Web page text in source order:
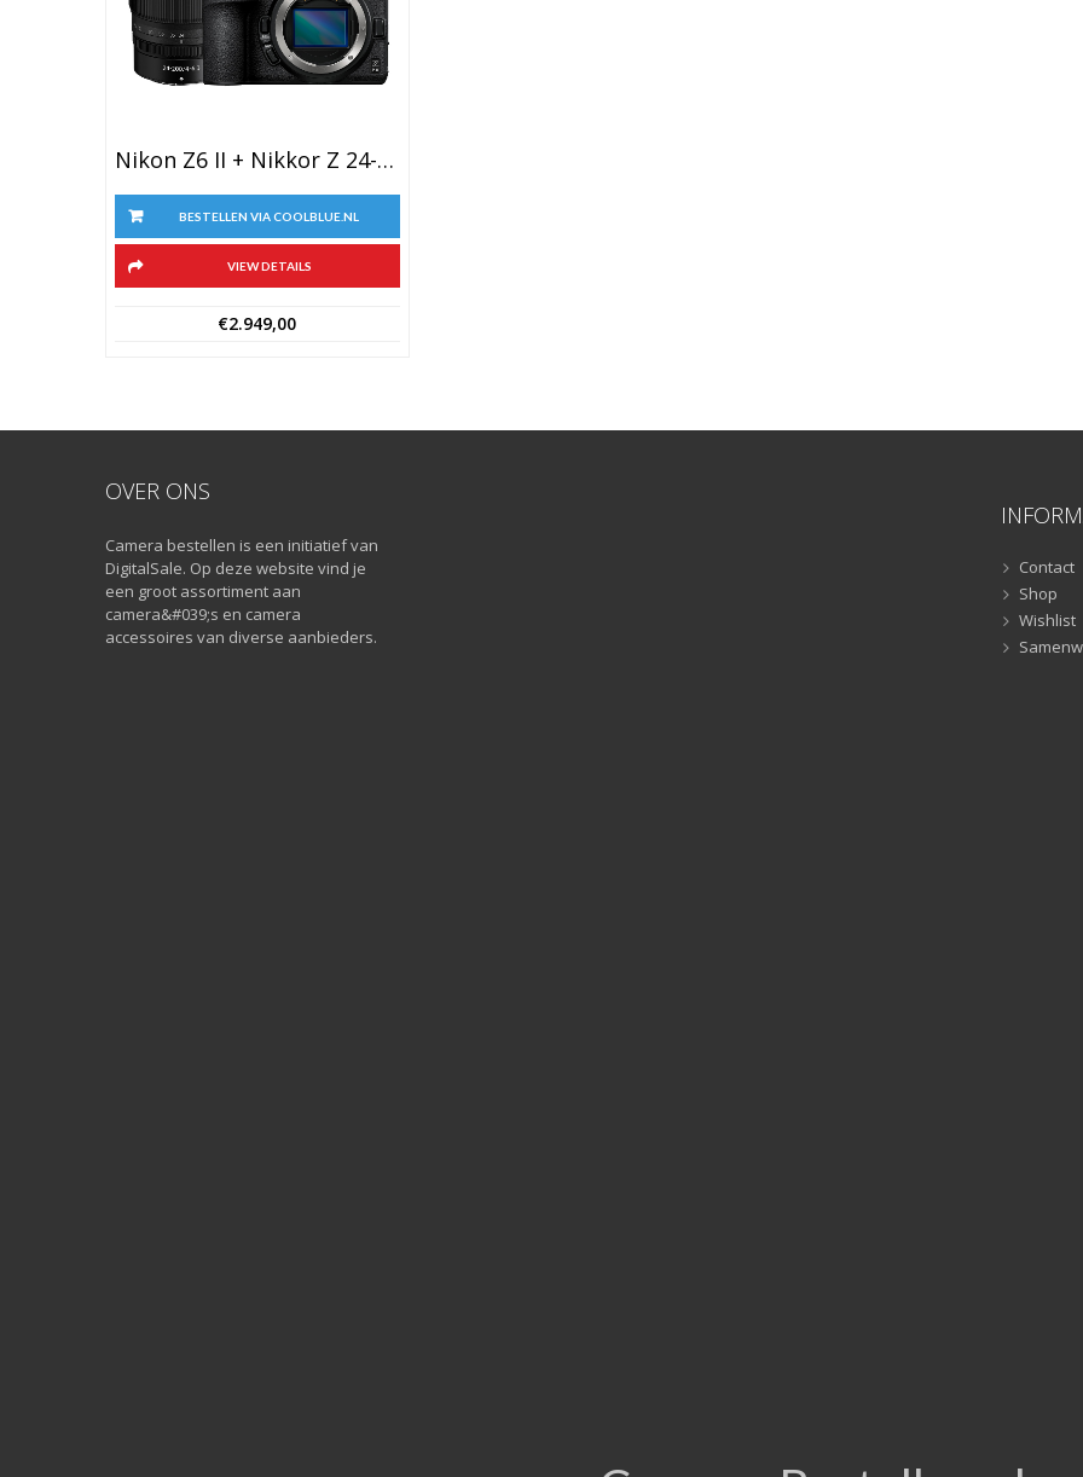
Nikon Z6 II + Nikkor Z 24-200mm F/4-6.3 VR
BESTELLEN VIA COOLBLUE.NL
VIEW DETAILS
€2.949,00
OVER ONS
Camera bestellen is een initiatief van
DigitalSale. Op deze website vind je
een groot assortiment aan
camera&#039;s en camera
accessoires van diverse aanbieders.
Contact
Shop
Wishlist